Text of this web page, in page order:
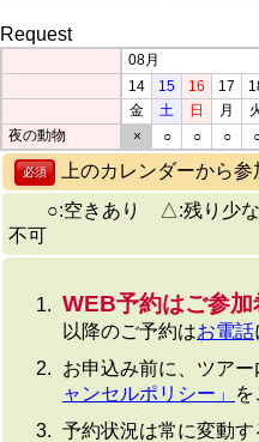
Request
夜の動物
08月
14
15 16 17
金
土 日 月
×
○ ○ ○
必須
上のカレンダーから
○:空きあり △:残り少な
不可
WEB予約はご参
以降のご予約はお電話
お申込み前に、ツアー
ャンセルポリシー」
を
予約状況は常に変動